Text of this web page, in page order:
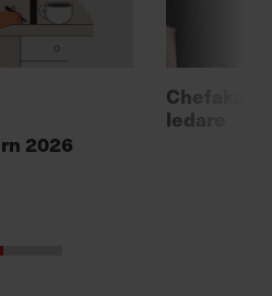
2026
ledare